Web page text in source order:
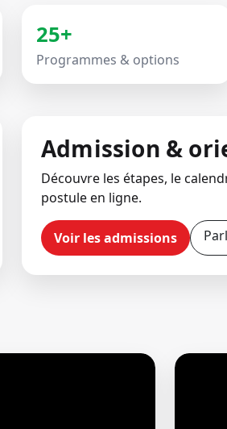
25+
Programmes & options
Admission &
Découvre les étapes, le
postule en ligne.
Voir les admissions